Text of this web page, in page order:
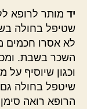
יד מותר לרופא
שטיפל בחולה
לא אסרו חכמים
השכר בשבת.
וכגון שיוסיף
שיטפל בחולה
הרופא רואה